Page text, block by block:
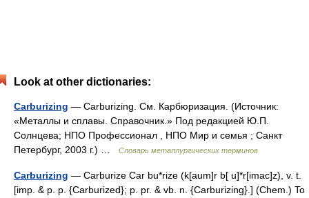
Look at other dictionaries:
Carburizing — Carburizing. См. Карбюризация. (Источник:
«Металлы и сплавы. Справочник.» Под редакцией Ю.П.
Солнцева; НПО Профессионал , НПО Мир и семья ; Санкт
Петербург, 2003 г.) …
Словарь металлургических терминов
Carburizing — Carburize Car bu*rize (k[aum]r b[ u]*r[imac]z), v. t.
[imp. & p. p. {Carburized}; p. pr. & vb. n. {Carburizing}.] (Chem.) To